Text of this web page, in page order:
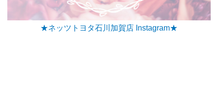
★ネッツトヨタ石川加賀店 Instagram★